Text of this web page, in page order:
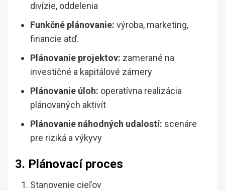
divízie, oddelenia
Funkčné plánovanie: výroba, marketing,
financie atď.
Plánovanie projektov: zamerané na
investičné a kapitálové zámery
Plánovanie úloh: operatívna realizácia
plánovaných aktivít
Plánovanie náhodných udalostí: scenáre
pre riziká a výkyvy
3. Plánovací proces
Stanovenie cieľov